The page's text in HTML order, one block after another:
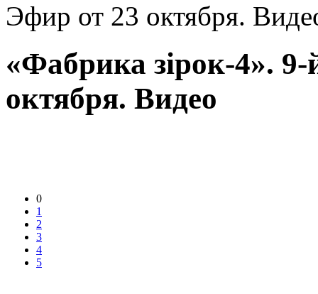
Эфир от 23 октября.
«Фабрика зірок-4».
октября. Видео
0
1
2
3
4
5